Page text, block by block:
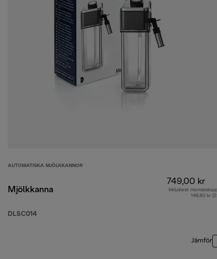
AUTOMATISKA MJÖLKKANNOR
Mjölkkanna
DLSC014
749,00 kr
Inkluderat
149,80 kr
Jämför